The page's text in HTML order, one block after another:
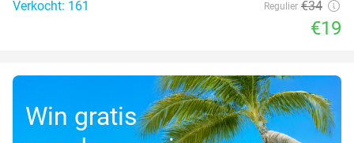
Verkocht: 161
Regulier €34
€19
Win gratis